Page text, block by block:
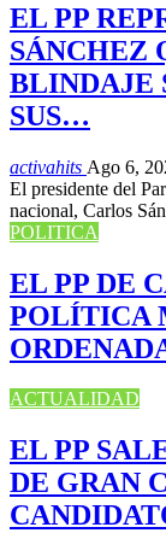
EL PP
SÁNCHEZ
BLINDAJE
SUS…
activahits Ago 6,
El presidente del
nacional, Carlos
POLITICA
EL PP DE
POLÍTICA
ACTUALIDAD
EL PP
DE GRAN